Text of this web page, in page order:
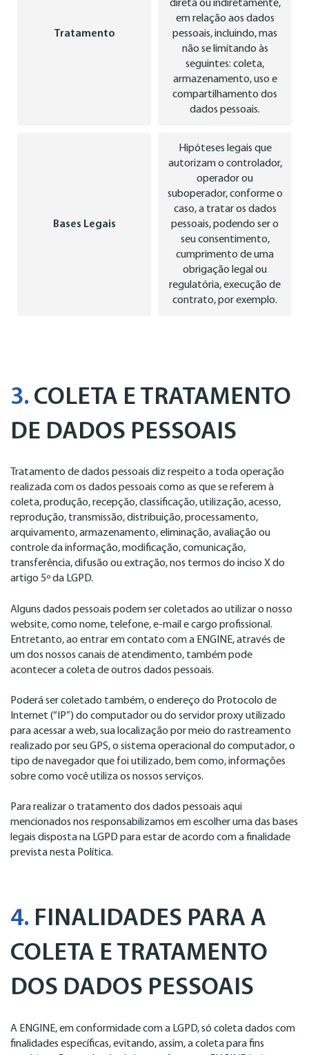
Tratamento
direta ou indiretamente,
em relação aos dados
pessoais, incluindo, mas
não se limitando às
seguintes: coleta,
armazenamento, uso e
compartilhamento dos
dados pessoais.
Bases Legais
Hipóteses legais que
autorizam o controlador,
operador ou
suboperador, conforme o
caso, a tratar os dados
pessoais, podendo ser o
seu consentimento,
cumprimento de uma
obrigação legal ou
regulatória, execução de
contrato, por exemplo.
3. COLETA E TRATAMENTO
DE DADOS PESSOAIS
Tratamento de dados pessoais diz respeito a toda operação
realizada com os dados pessoais como as que se referem à
coleta, produção, recepção, classificação, utilização, acesso,
reprodução, transmissão, distribuição, processamento,
arquivamento, armazenamento, eliminação, avaliação ou
controle da informação, modificação, comunicação,
transferência, difusão ou extração, nos termos do inciso X do
artigo 5º da LGPD.
Alguns dados pessoais podem ser coletados ao utilizar o nosso
website, como nome, telefone, e-mail e cargo profissional.
Entretanto, ao entrar em contato com a ENGINE, através de
um dos nossos canais de atendimento, também pode
acontecer a coleta de outros dados pessoais.
Poderá ser coletado também, o endereço do Protocolo de
Internet (“IP”) do computador ou do servidor proxy utilizado
para acessar a web, sua localização por meio do rastreamento
realizado por seu GPS, o sistema operacional do computador, o
tipo de navegador que foi utilizado, bem como, informações
sobre como você utiliza os nossos serviços.
Para realizar o tratamento dos dados pessoais aqui
mencionados nos responsabilizamos em escolher uma das bases
legais disposta na LGPD para estar de acordo com a finalidade
prevista nesta Política.
4. FINALIDADES PARA A
COLETA E TRATAMENTO
DOS DADOS PESSOAIS
A ENGINE, em conformidade com a LGPD, só coleta dados com
finalidades específicas, evitando, assim, a coleta para fins